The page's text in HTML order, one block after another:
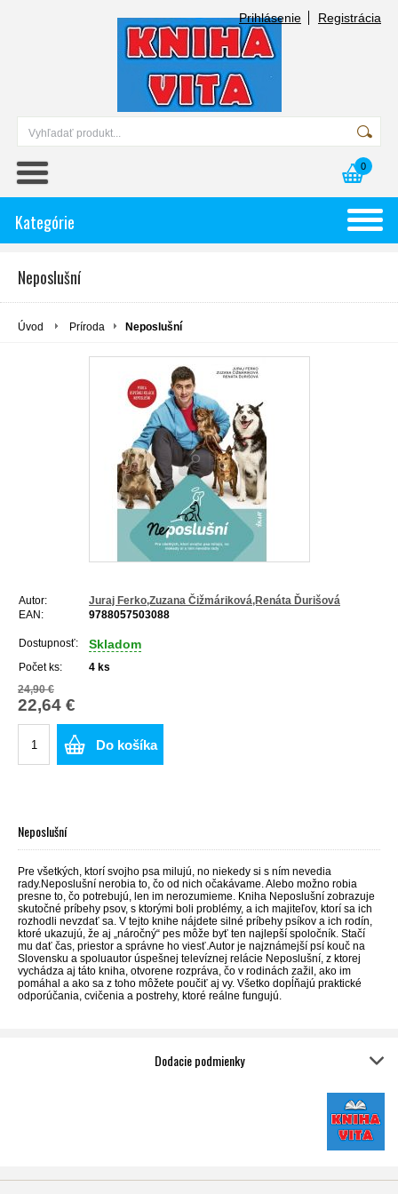
Prihlásenie Registrácia
0
Kategórie
Neposlušní
Úvod Príroda Neposlušní
Autor:
Juraj Ferko,Zuzana Čižmáriková,Renáta Ďurišová
EAN:
9788057503088
Dostupnosť: Skladom
Počet ks: 4 ks
24,90 €
22,64 €
Do košíka
Neposlušní
Pre všetkých, ktorí svojho psa milujú, no niekedy si s ním nevedia
rady.Neposlušní nerobia to, čo od nich očakávame. Alebo možno robia
presne to, čo potrebujú, len im nerozumieme. Kniha Neposlušní zobrazuje
skutočné príbehy psov, s ktorými boli problémy, a ich majiteľov, ktorí sa ich
rozhodli nevzdať sa. V tejto knihe nájdete silné príbehy psíkov a ich rodín,
ktoré ukazujú, že aj „náročný“ pes môže byť ten najlepší spoločník. Stačí
mu dať čas, priestor a správne ho viesť.Autor je najznámejší psí kouč na
Slovensku a spoluautor úspešnej televíznej relácie Neposlušní, z ktorej
vychádza aj táto kniha, otvorene rozpráva, čo v rodinách zažil, ako im
pomáhal a ako sa z toho môžete poučiť aj vy. Všetko dopĺňajú praktické
odporúčania, cvičenia a postrehy, ktoré reálne fungujú.
Dodacie podmienky